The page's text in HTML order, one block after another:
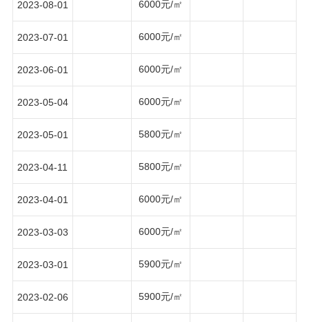
2023-08-01 6000元/㎡
2023-07-01 6000元/㎡
2023-06-01 6000元/㎡
2023-05-04 6000元/㎡
2023-05-01 5800元/㎡
2023-04-11 5800元/㎡
2023-04-01 6000元/㎡
2023-03-03 6000元/㎡
2023-03-01 5900元/㎡
2023-02-06 5900元/㎡